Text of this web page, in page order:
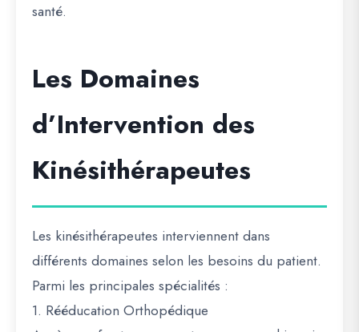
santé.
Les Domaines
d’Intervention des
Kinésithérapeutes
Les kinésithérapeutes interviennent dans
différents domaines selon les besoins du patient.
Parmi les principales spécialités :
1. Rééducation Orthopédique